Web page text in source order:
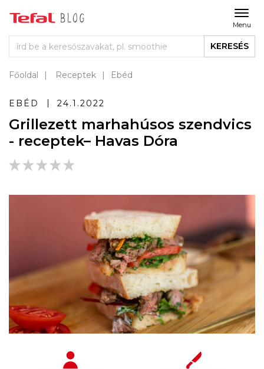
Menu
KERESÉS
Főoldal Receptek Ebéd
EBÉD 24.1.2022
Grillezett marhahúsos szendvics
- receptek– Havas Dóra